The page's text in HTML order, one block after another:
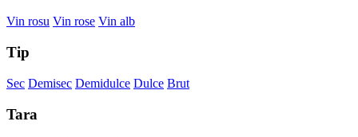
Vin rosu Vin rose Vin alb
Tip
Sec Demisec Demidulce Dulce Brut
Tara